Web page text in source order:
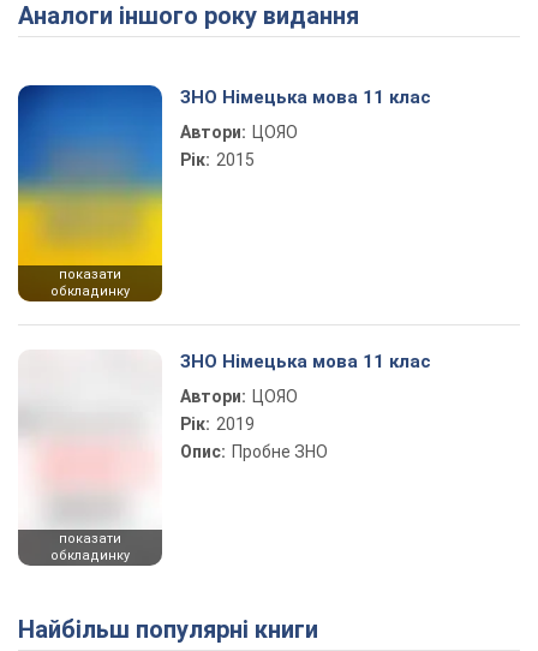
Аналоги іншого року видання
показати
обкладинку
ЗНО Німецька мова 11 клас
Автори: ЦОЯО
Рік: 2015
показати
обкладинку
ЗНО Німецька мова 11 клас
Автори: ЦОЯО
Рік: 2019
Опис: Пробне ЗНО
Найбільш популярні книги